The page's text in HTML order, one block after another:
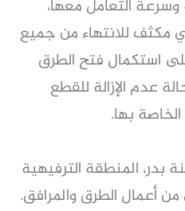
وسرعة التعامل معها،
مكثف للانتهاء من جميع
استكمال فتح الطرق
عدم الإزالة للقطع
الخاصة بها.
بدر، المنطقة الترفيهية
أعمال الطرق والمرافق.